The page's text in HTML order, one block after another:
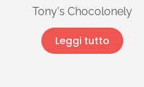
Tony's Chocolonely
Leggi tutto